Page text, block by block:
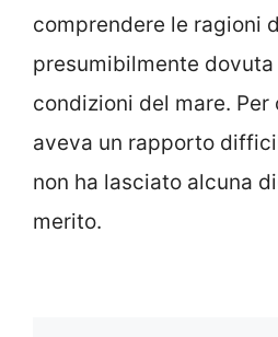
comprendere le ragioni
presumibilmente
condizioni del mare.
aveva un rapporto
non ha lasciato alcuna
merito.